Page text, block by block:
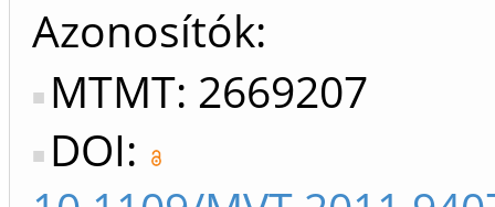
Azonosítók
MTMT: 2669207
DOI: